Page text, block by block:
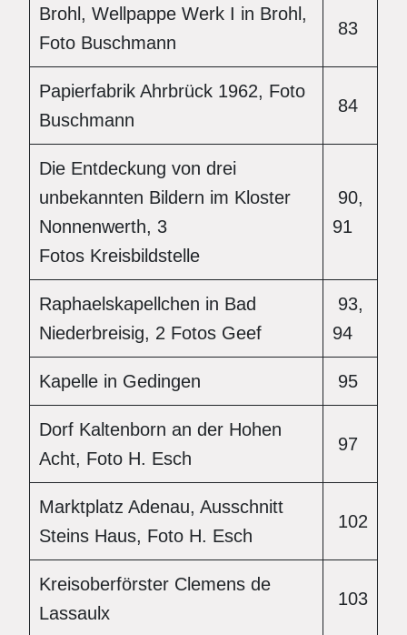
Brohl, Wellpappe Werk I in Brohl,
Foto Buschmann
83
Papierfabrik Ahrbrück 1962, Foto
Buschmann
84
Die Entdeckung von drei
unbekannten Bildern im Kloster
Nonnenwerth, 3
Fotos Kreisbildstelle
90,
91
Raphaelskapellchen in Bad
Niederbreisig, 2 Fotos Geef
93,
94
Kapelle in Gedingen 95
Dorf Kaltenborn an der Hohen
Acht, Foto H. Esch
97
Marktplatz Adenau, Ausschnitt
Steins Haus, Foto H. Esch
102
Kreisoberförster Clemens de
Lassaulx
103